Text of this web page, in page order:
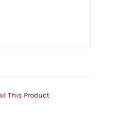
This Product